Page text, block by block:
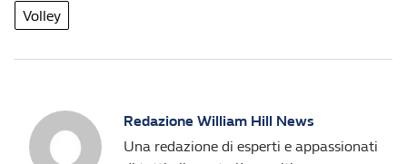
Volley
Redazione William Hill News
Una redazione di esperti e appassionati